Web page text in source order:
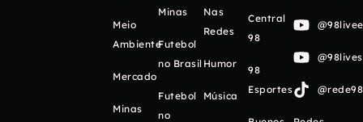
Meio
Ambiente
Mercado
Minas
Minas
Futebol
no Brasil
Futebol
no
Nas
Redes
Humor
Música
Central
98
98
Esportes